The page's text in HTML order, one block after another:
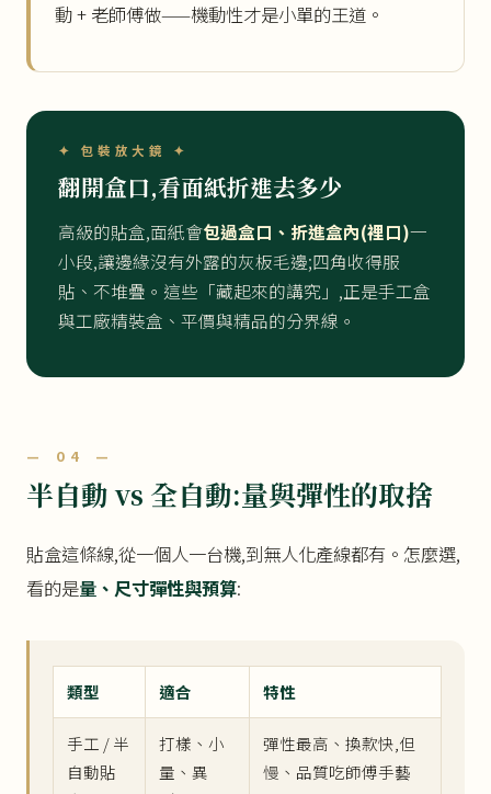
動 + 老師傅做——機動性才是小單的王道。
✦ 包裝放大鏡 ✦
翻開盒口,看面紙折進去多少
高級的貼盒,面紙會包過盒口、折進盒內(裡口)一
小段,讓邊緣沒有外露的灰板毛邊;四角收得服
貼、不堆疊。這些「藏起來的講究」,正是手工盒
與工廠精裝盒、平價與精品的分界線。
— 04 —
半自動 vs 全自動:量與彈性的取捨
貼盒這條線,從一個人一台機,到無人化產線都有。怎麼選,
看的是量、尺寸彈性與預算:
類型 適合 特性
手工 / 半
自動貼
打樣、小
量、異
彈性最高、換款快,但
慢、品質吃師傅手藝